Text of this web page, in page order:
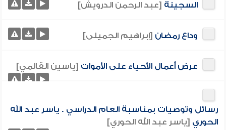
السجينة [عبد الرحمن الدرويش]
وداع رمضان [إبراهيم الجميلى]
عرض أعمال الأحياء على الأموات [ياسين القالمي]
رسائل وتوصيات بمناسبة العام الدراسي . ياسر عبد الله
الحوري [ياسر عبد الله الحوري]